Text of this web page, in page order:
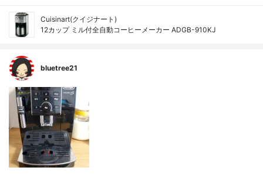
Cuisinart(クイジナート)
12カップ ミル付全自動コーヒーメーカー ADGB-910KJ
bluetree21